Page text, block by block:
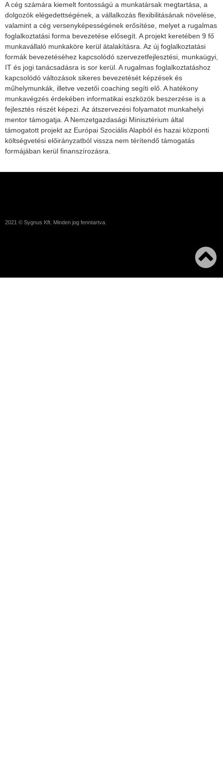
A cég számára kiemelt fontosságú a munkatársak megtartása, a
dolgozók elégedettségének, a vállalkozás flexibilitásának növelése,
valamint a cég versenyképességének erősítése, melyet a rugalmas
foglalkoztatási forma bevezetése elősegít. A projekt keretében 9 fő
munkavállaló munkaköre kerül átalakításra. Az új foglalkoztatási
formák bevezetéséhez kapcsolódó szervezetfejlesztési, munkaügyi,
IT és jogi tanácsadásra is sor kerül. A rugalmas foglalkoztatáshoz
kapcsolódó változások sikeres bevezetését képzések és
műhelymunkák, illetve vezetői coaching segíti elő. A hatékony
munkavégzés érdekében informatikai eszközök beszerzése is a
fejlesztés részét képezi. Az átszervezési folyamatot munkahelyi
mentor támogatja. A Nemzetgazdasági Minisztérium által
támogatott projekt az Európai Szociális Alapból és hazai központi
költségvetési előirányzatból vissza nem térítendő támogatás
formájában kerül finanszírozásra.
2021 © Sygnus Kft. Minden jog fenntartva.